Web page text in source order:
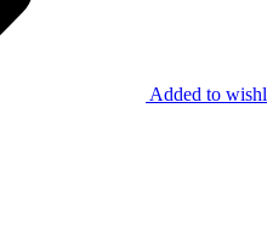
Added to